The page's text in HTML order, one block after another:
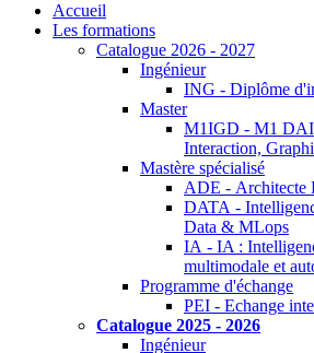
Accueil
Les formations
Catalogue 2026 - 2027
Ingénieur
ING - Diplôme
Master
M1IGD - M1
Interaction,
Mastère spécialisé
ADE - Architecte
DATA -
Data & MLops
IA - IA :
multimodale et
Programme d'échange
PEI - Echange
Catalogue 2025 - 2026
Ingénieur